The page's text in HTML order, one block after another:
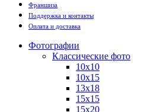
Франшиза
Поддержка и контакты
Оплата и доставка
Фотографии
Классические фото
10х10
10х15
13х18
15х15
15х20